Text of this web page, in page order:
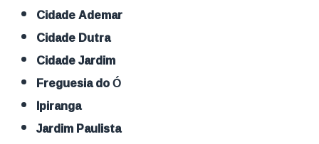
Cidade Ademar
Cidade Dutra
Cidade Jardim
Freguesia do Ó
Ipiranga
Jardim Paulista